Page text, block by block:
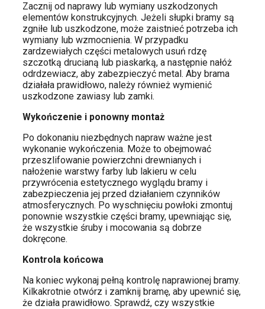
Zacznij od naprawy lub wymiany uszkodzonych
elementów konstrukcyjnych. Jeżeli słupki bramy są
zgniłe lub uszkodzone, może zaistnieć potrzeba ich
wymiany lub wzmocnienia. W przypadku
zardzewiałych części metalowych usuń rdzę
szczotką drucianą lub piaskarką, a następnie nałóż
odrdzewiacz, aby zabezpieczyć metal. Aby brama
działała prawidłowo, należy również wymienić
uszkodzone zawiasy lub zamki.
Wykończenie i ponowny montaż
Po dokonaniu niezbędnych napraw ważne jest
wykonanie wykończenia. Może to obejmować
przeszlifowanie powierzchni drewnianych i
nałożenie warstwy farby lub lakieru w celu
przywrócenia estetycznego wyglądu bramy i
zabezpieczenia jej przed działaniem czynników
atmosferycznych. Po wyschnięciu powłoki zmontuj
ponownie wszystkie części bramy, upewniając się,
że wszystkie śruby i mocowania są dobrze
dokręcone.
Kontrola końcowa
Na koniec wykonaj pełną kontrolę naprawionej bramy.
Kilkakrotnie otwórz i zamknij bramę, aby upewnić się,
że działa prawidłowo. Sprawdź, czy wszystkie